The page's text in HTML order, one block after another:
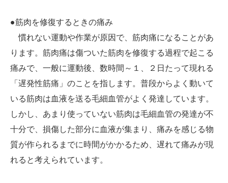
●筋肉を修復するときの痛み
慣れない運動や作業が原因で、筋肉痛になることがあ
ります。筋肉痛は傷ついた筋肉を修復する過程で起こる
痛みで、一般に運動後、数時間～１、２日たって現れる
「遅発性筋痛」のことを指します。普段からよく動いて
いる筋肉は血液を送る毛細血管がよく発達しています。
しかし、あまり使っていない筋肉は毛細血管の発達が不
十分で、損傷した部分に血液が集まり、痛みを感じる物
質が作られるまでに時間がかかるため、遅れて痛みが現
れると考えられています。